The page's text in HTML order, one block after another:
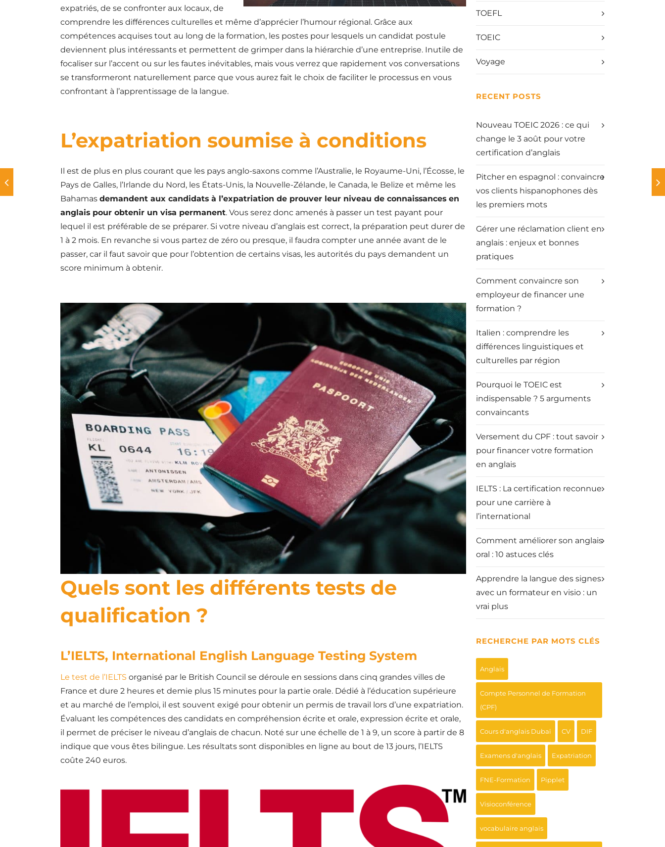
expatriés, de se confronter aux locaux, de
comprendre les différences culturelles et même d’apprécier l’humour régional. Grâce aux
compétences acquises tout au long de la formation, les postes pour lesquels un candidat postule
deviennent plus intéressants et permettent de grimper dans la hiérarchie d’une entreprise. Inutile de
focaliser sur l’accent ou sur les fautes inévitables, mais vous verrez que rapidement vos conversations
se transformeront naturellement parce que vous aurez fait le choix de faciliter le processus en vous
confrontant à l’apprentissage de la langue.
L’expatriation soumise à conditions
Il est de plus en plus courant que les pays anglo-saxons comme l’Australie, le Royaume-Uni, l’Écosse, le
Pays de Galles, l’Irlande du Nord, les États-Unis, la Nouvelle-Zélande, le Canada, le Belize et même les
Bahamas demandent aux candidats à l’expatriation de prouver leur niveau de connaissances en
anglais pour obtenir un visa permanent. Vous serez donc amenés à passer un test payant pour
lequel il est préférable de se préparer. Si votre niveau d’anglais est correct, la préparation peut durer de
1 à 2 mois. En revanche si vous partez de zéro ou presque, il faudra compter une année avant de le
passer, car il faut savoir que pour l’obtention de certains visas, les autorités du pays demandent un
score minimum à obtenir.
Quels sont les différents tests de
qualification ?
L’IELTS, International English Language Testing System
Le test de l’IELTS organisé par le British Council se déroule en sessions dans cinq grandes villes de
France et dure 2 heures et demie plus 15 minutes pour la partie orale. Dédié à l’éducation supérieure
et au marché de l’emploi, il est souvent exigé pour obtenir un permis de travail lors d’une expatriation.
Évaluant les compétences des candidats en compréhension écrite et orale, expression écrite et orale,
il permet de préciser le niveau d’anglais de chacun. Noté sur une échelle de 1 à 9, un score à partir de 8
indique que vous êtes bilingue. Les résultats sont disponibles en ligne au bout de 13 jours, l’IELTS
coûte 240 euros.
TOEFL
TOEIC
Voyage
RECENT POSTS
Nouveau TOEIC 2026 : ce qui
change le 3 août pour votre
certification d’anglais
Pitcher en espagnol : convaincre
vos clients hispanophones dès
les premiers mots
Gérer une réclamation client en
anglais : enjeux et bonnes
pratiques
Comment convaincre son
employeur de financer une
formation ?
Italien : comprendre les
différences linguistiques et
culturelles par région
Pourquoi le TOEIC est
indispensable ? 5 arguments
convaincants
Versement du CPF : tout savoir
pour financer votre formation
en anglais
IELTS : La certification reconnue
pour une carrière à
l’international
Comment améliorer son anglais
oral : 10 astuces clés
Apprendre la langue des signes
avec un formateur en visio : un
vrai plus
RECHERCHE PAR MOTS CLÉS
Anglais
Compte Personnel de Formation
(CPF)
Cours d'anglais Dubaï CV DIF
Examens d'anglais Expatriation
FNE-Formation Pipplet
Visioconférence
vocabulaire anglais